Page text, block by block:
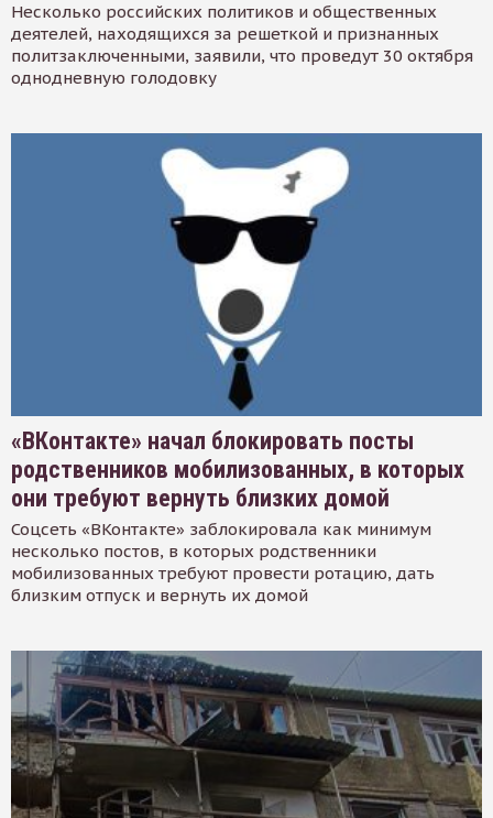
Несколько российских политиков и общественных
деятелей, находящихся за решеткой и признанных
политзаключенными, заявили, что проведут 30 октября
однодневную голодовку
«ВКонтакте» начал блокировать посты
родственников мобилизованных, в которых
они требуют вернуть близких домой
Соцсеть «ВКонтакте» заблокировала как минимум
несколько постов, в которых родственники
мобилизованных требуют провести ротацию, дать
близким отпуск и вернуть их домой